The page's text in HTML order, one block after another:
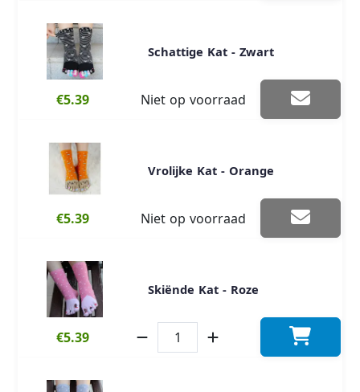
Schattige Kat - Zwart
€5.39 Niet op voorraad
Vrolijke Kat - Orange
€5.39 Niet op voorraad
Skiënde Kat - Roze
€5.39